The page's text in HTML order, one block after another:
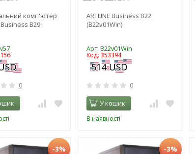
комп'ютер
Business B29
0
ARTLINE Business B22
(B22v01Win)
Арт: B22v01Win
Код: 353394
0
У кошик
В наявності
-3% -3%